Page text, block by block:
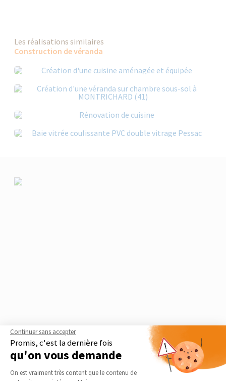
Les réalisations similaires
Construction de véranda
Construction de véranda
Continuer sans accepter
Promis, c'est la dernière fois
qu'on vous demande
Plateforme de Gestion du
On est vraiment très content que le contenu de